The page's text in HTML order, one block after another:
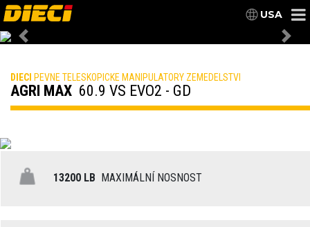
USA
Previous
DIECI PEVNE TELESKOPICKE MANIPULATORY ZEMEDELSTVI
AGRI MAX 60.9 VS EVO2 - GD
13200 LB MAXIMÁLNÍ NOSNOST